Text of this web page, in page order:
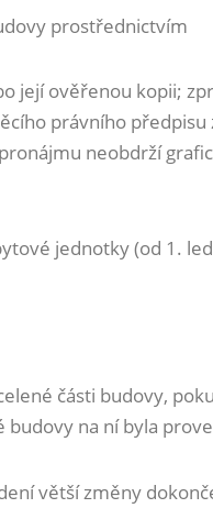
prostřednictvím
její ověřenou kopii;
právního
neobdrží
jednotky (od 1.
části budovy,
na ní byla
větší změny